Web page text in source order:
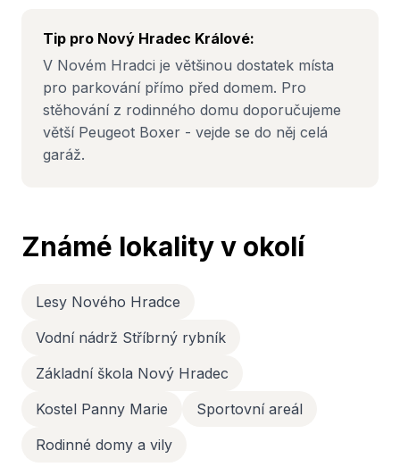
Tip pro Nový Hradec Králové:
V Novém Hradci je většinou dostatek místa
pro parkování přímo před domem. Pro
stěhování z rodinného domu doporučujeme
větší Peugeot Boxer - vejde se do něj celá
garáž.
Známé lokality v okolí
Lesy Nového Hradce
Vodní nádrž Stříbrný rybník
Základní škola Nový Hradec
Kostel Panny Marie
Sportovní areál
Rodinné domy a vily